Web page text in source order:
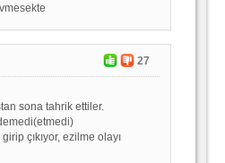
27
sona tahrik ettiler.
çıkıyor, ezilme olayı